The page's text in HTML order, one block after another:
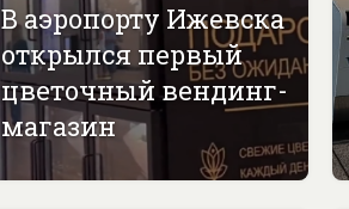
В аэропорту Ижевска
открылся первый
цветочный вендинг-
магазин